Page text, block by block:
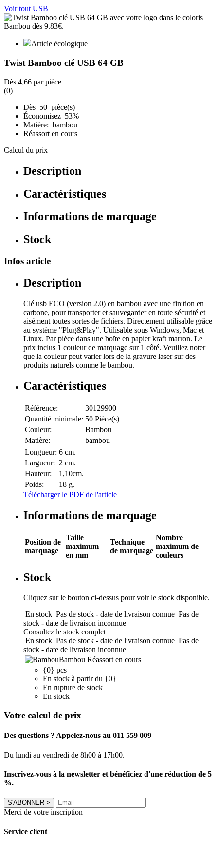
Voir tout USB
Article écologique
Twist Bamboo clé USB 64 GB
Dès 4,66 par pièce
(0)
Dès 50 pièce(s)
Économisez 53%
Matière: bambou
Réassort en cours
Calcul du prix
Description
Caractéristiques
Informations de marquage
Stock
Infos article
Description
Clé usb ECO (version 2.0) en bambou avec une finition en
carbone, pour transporter et sauvegarder en toute sécurité et
aisément toutes sortes de fichiers. Directement utilisable grâce
au système "Plug&Play". Utilisable sous Windows, Mac et
Linux. Par pièce dans une boîte en papier kraft marron. Le
prix inclus 1 couleur de marquage sur 1 côté. Veuillez noter
que la couleur peut varier lors de la gravure laser sur des
produits naturels comme le bambou.
Caractéristiques
Référence:
30129900
Quantité minimale: 50 Pièce(s)
Couleur:
Bambou
Matière:
bambou
Longueur: 6 cm.
Largueur: 2 cm.
Hauteur:
1,10cm.
Poids:
18 g.
Télécharger le PDF de l'article
Informations de marquage
Position de
marquage
Taille
maximum
en mm
Technique
de marquage
Nombre
maximum de
couleurs
Stock
Cliquez sur le bouton ci-dessus pour voir le stock disponible.
En stock Pas de stock - date de livraison connue Pas de
stock - date de livraison inconnue
Consultez le stock complet
En stock Pas de stock - date de livraison connue Pas de
stock - date de livraison inconnue
Bambou Réassort en cours
{0} pcs
En stock à partir du {0}
En rupture de stock
En stock
Votre calcul de prix
Des questions ? Appelez-nous au 011 559 009
Du lundi au vendredi de 8h00 à 17h00.
Inscrivez-vous à la newsletter et bénéficiez d'une réduction de 5
%.
S'ABONNER >
Merci de votre inscription
Service client